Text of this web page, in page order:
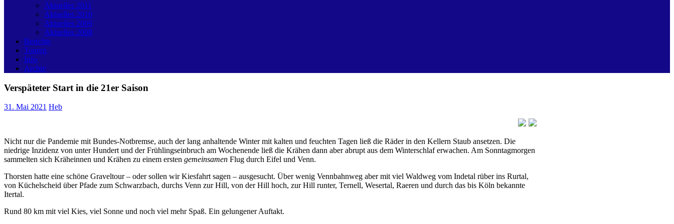
Aktuelles 2011
Aktuelles 2010
Aktuelles 2009
Aktuelles 2008
Berichte
Touren
Info
Archiv
Verspäteter Start in die 21er Saison
31. Mai 2021 Heb
Nicht nur die Pandemie mit Bundes-Notbremse, auch der lang anhaltende Winter mit kalten und feuchten Tagen ließ die Räder in den Kellern Staub ansetzen. Die
niedrige Inzidenz von unter Hundert und der Frühlingseinbruch am Wochenende ließ die Krähen dann aber abrupt aus dem Winterschlaf erwachen. Am Sonntagmorgen
sammelten sich Kräheinnen und Krähen zu einem ersten gemeinsamen Flug durch Eifel und Venn.
Thorsten hatte eine schöne Graveltour – oder sollen wir Kiesfahrt sagen – ausgesucht. Über wenig Vennbahnweg aber mit viel Waldweg vom Indetal rüber ins Rurtal,
von Küchelscheid über Pfade zum Schwarzbach, durchs Venn zur Hill, von der Hill hoch, zur Hill runter, Ternell, Wesertal, Raeren und durch das bis Köln bekannte
Itertal.
Rund 80 km mit viel Kies, viel Sonne und noch viel mehr Spaß. Ein gelungener Auftakt.